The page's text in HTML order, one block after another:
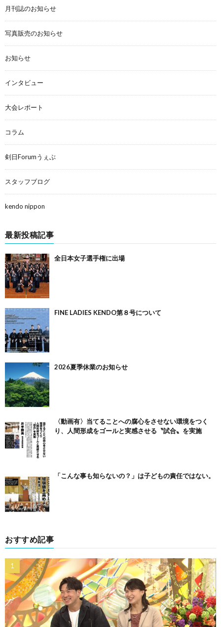
月刊誌のお知らせ
写真販売のお知らせ
お知らせ
インタビュー
大会レポート
コラム
剣日Forumうぇぶ
スタッフブログ
kendo nippon
最新投稿記事
全日本女子選手権に出場
FINE LADIES KENDO第８号について
2026夏季休業のお知らせ
〈動画有〉当てることへの腐心をさせない環境をつく
り、人間形成をゴールと実感させる〝試合〟を実施
「こんな事も知らないの？」は子どもの責任ではない。
おすすめ記事